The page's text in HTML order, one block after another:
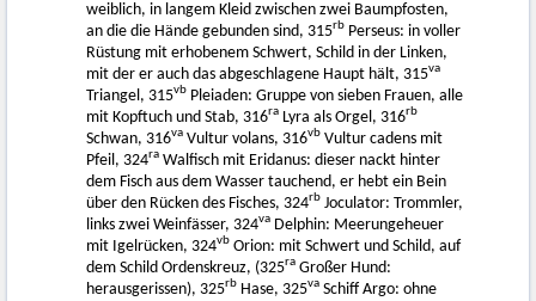
weiblich, in langem Kleid zwischen zwei Baumpfosten,
an die die Hände gebunden sind, 315rb Perseus: in voller
Rüstung mit erhobenem Schwert, Schild in der Linken,
mit der er auch das abgeschlagene Haupt hält, 315va
Triangel, 315vb Pleiaden: Gruppe von sieben Frauen, alle
mit Kopftuch und Stab, 316ra Lyra als Orgel, 316rb
Schwan, 316va Vultur volans, 316vb Vultur cadens mit
Pfeil, 324ra Walfisch mit Eridanus: dieser nackt hinter
dem Fisch aus dem Wasser tauchend, er hebt ein Bein
über den Rücken des Fisches, 324rb Joculator: Trommler,
links zwei Weinfässer, 324va Delphin: Meerungeheuer
mit Igelrücken, 324vb Orion: mit Schwert und Schild, auf
dem Schild Ordenskreuz, (325ra Großer Hund:
herausgerissen), 325rb Hase, 325va Schiff Argo: ohne